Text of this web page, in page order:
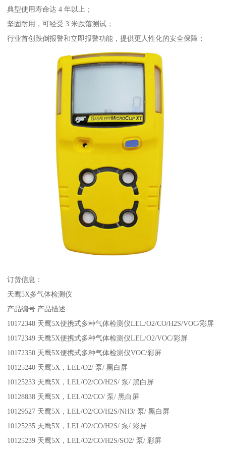
典型使用寿命达 4 年以上；
坚固耐用，可经受 3 米跌落测试；
行业首创跌倒报警和立即报警功能，提供更人性化的安全保障；
订货信息：
天鹰5X多气体检测仪
产品编号 产品描述
10172348 天鹰5X便携式多种气体检测仪LEL/O2/CO/H2S/VOC/彩屏
10172349 天鹰5X便携式多种气体检测仪LEL/O2/VOC/彩屏
10172350 天鹰5X便携式多种气体检测仪VOC/彩屏
10125240 天鹰5X，LEL/O2/ 泵/ 黑白屏
10125233 天鹰5X，LEL/O2/CO/H2S/ 泵/ 黑白屏
10128838 天鹰5X，LEL/O2/CO/ 泵/ 黑白屏
10129527 天鹰5X，LEL/O2/CO/H2S/NH3/ 泵/ 黑白屏
10125235 天鹰5X，LEL/O2/CO/H2S/ 泵/ 彩屏
10125239 天鹰5X，LEL/O2/CO/H2S/SO2/ 泵/ 彩屏